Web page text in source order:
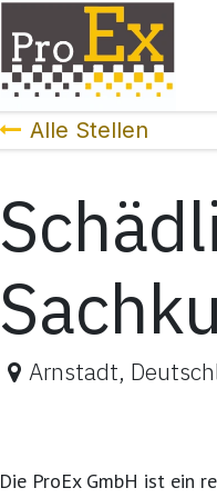
Alle Stellen
Arnstadt,
Die ProEx GmbH ist ein